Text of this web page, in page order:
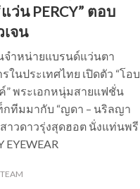
ว่น PERCY” ตอบ
จน
จำหน่ายแบรนด์แว่นตา
ในประเทศไทย เปิดตัว “โอบ
” พระเอกหนุ่มสายแฟชั่น
ทีมมากับ “ญดา – นริลญา
าวดาวรุ่งสุดฮอต นั่งแท่นพรี
EYEWEAR